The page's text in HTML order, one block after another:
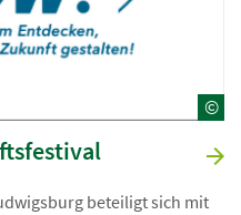
©
beteiligt sich mit